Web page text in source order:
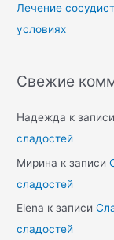
Лечение
условиях
Свежие
Надежда к
сладостей
Мирина к записи
сладостей
Elena к записи
сладостей